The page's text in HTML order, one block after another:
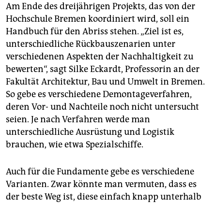
Am Ende des dreijährigen Projekts, das von der
Hochschule Bremen koordiniert wird, soll ein
Handbuch für den Abriss stehen. „Ziel ist es,
unterschiedliche Rückbauszenarien unter
verschiedenen Aspekten der Nachhaltigkeit zu
bewerten“, sagt Silke Eckardt, Professorin an der
Fakultät Architektur, Bau und Umwelt in Bremen.
So gebe es verschiedene Demontageverfahren,
deren Vor- und Nachteile noch nicht untersucht
seien. Je nach Verfahren werde man
unterschiedliche Ausrüstung und Logistik
brauchen, wie etwa Spezialschiffe.
Auch für die Fundamente gebe es verschiedene
Varianten. Zwar könnte man vermuten, dass es
der beste Weg ist, diese einfach knapp unterhalb